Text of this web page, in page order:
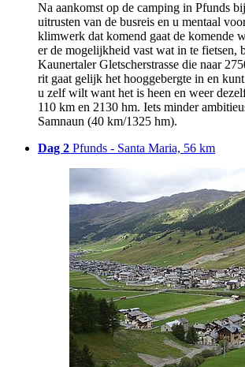
Na aankomst op de camping in Pfunds
uitrusten van de busreis en u mentaal
klimwerk dat komend gaat de komende
er de mogelijkheid vast wat in te fietsen,
Kaunertaler Gletscherstrasse die naar
rit gaat gelijk het hooggebergte in en
u zelf wilt want het is heen en weer
110 km en 2130 hm. Iets minder
Samnaun (40 km/1325 hm).
Dag 2 Pfunds - Santa Maria, 56 km